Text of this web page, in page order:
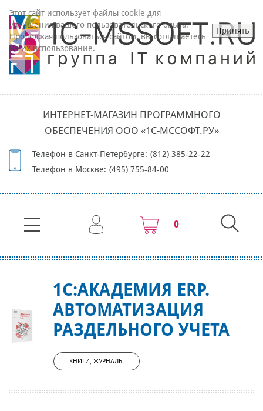
ИНТЕРНЕТ-МАГАЗИН ПРОГРАММНОГО
ОБЕСПЕЧЕНИЯ ООО «1С-МССОФТ.РУ»
Телефон в Санкт-Петербурге: (812) 385-22-22
Телефон в Москве: (495) 755-84-00
0
1С:АКАДЕМИЯ ERP.
АВТОМАТИЗАЦИЯ
РАЗДЕЛЬНОГО УЧЕТА
КНИГИ, ЖУРНАЛЫ
Этот сайт использует файлы cookie для
улучшения вашего пользовательского опыта.
Продолжая пользоваться сайтом, вы соглашаетесь
на их использование.
Принять